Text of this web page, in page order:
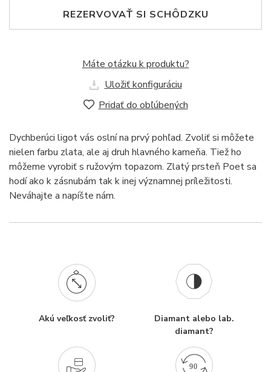
REZERVOVAŤ SI SCHÔDZKU
Máte otázku k produktu?
Uložiť konfiguráciu
Pridať do obľúbených
Dychberúci ligot vás oslní na prvý pohľad. Zvoliť si môžete
nielen farbu zlata, ale aj druh hlavného kameňa. Tiež ho
môžeme vyrobiť s ružovým topazom. Zlatý prsteň Poet sa
hodí ako k zásnubám tak k inej významnej príležitosti.
Neváhajte a napíšte nám.
Akú veľkosť zvoliť?
Diamant alebo lab.
diamant?